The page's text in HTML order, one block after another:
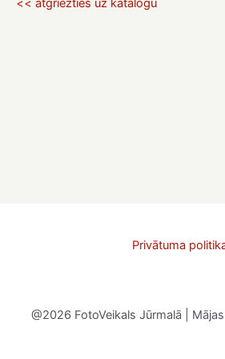
<< atgriezties uz katalogu
Privātuma
@2026 FotoVeikals Jūrmalā |